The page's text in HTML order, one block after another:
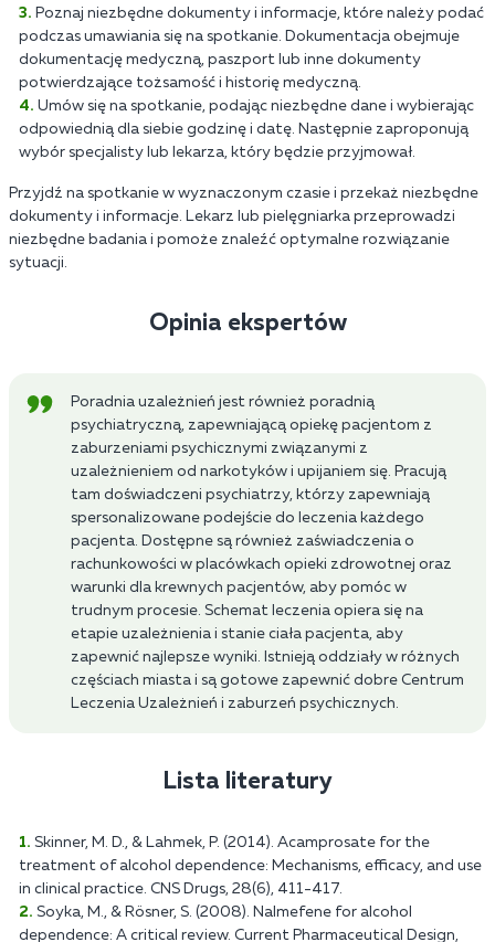
Poznaj niezbędne dokumenty i informacje, które należy podać
podczas umawiania się na spotkanie. Dokumentacja obejmuje
dokumentację medyczną, paszport lub inne dokumenty
potwierdzające tożsamość i historię medyczną.
Umów się na spotkanie, podając niezbędne dane i wybierając
odpowiednią dla siebie godzinę i datę. Następnie zaproponują
wybór specjalisty lub lekarza, który będzie przyjmował.
Przyjdź na spotkanie w wyznaczonym czasie i przekaż niezbędne
dokumenty i informacje. Lekarz lub pielęgniarka przeprowadzi
niezbędne badania i pomoże znaleźć optymalne rozwiązanie
sytuacji.
Opinia ekspertów
Poradnia uzależnień jest również poradnią
psychiatryczną, zapewniającą opiekę pacjentom z
zaburzeniami psychicznymi związanymi z
uzależnieniem od narkotyków i upijaniem się. Pracują
tam doświadczeni psychiatrzy, którzy zapewniają
spersonalizowane podejście do leczenia każdego
pacjenta. Dostępne są również zaświadczenia o
rachunkowości w placówkach opieki zdrowotnej oraz
warunki dla krewnych pacjentów, aby pomóc w
trudnym procesie. Schemat leczenia opiera się na
etapie uzależnienia i stanie ciała pacjenta, aby
zapewnić najlepsze wyniki. Istnieją oddziały w różnych
częściach miasta i są gotowe zapewnić dobre Centrum
Leczenia Uzależnień i zaburzeń psychicznych.
Lista literatury
Skinner, M. D., & Lahmek, P. (2014). Acamprosate for the
treatment of alcohol dependence: Mechanisms, efficacy, and use
in clinical practice. CNS Drugs, 28(6), 411-417.
Soyka, M., & Rösner, S. (2008). Nalmefene for alcohol
dependence: A critical review. Current Pharmaceutical Design,